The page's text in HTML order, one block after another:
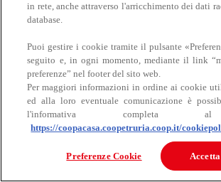
Carne
Bovino
in rete, anche attraverso l'arricchimento dei dati
database.
Puoi gestire i cookie tramite il pulsante
seguito e, in ogni momento, mediante il link
preferenze” nel footer del sito web.
Per maggiori informazioni in ordine ai cookie
ed alla loro eventuale comunicazione è
l'informativa completa
https://coopacasa.coopetruria.coop.it/
Preferenze Cookie Accetta